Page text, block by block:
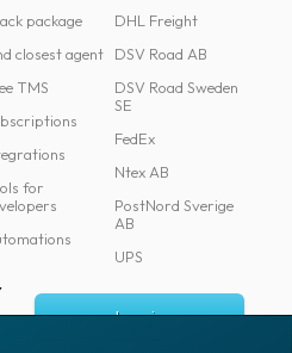
package
closest agent
TMS
for
DHL Freight
DSV Road AB
DSV Road Sweden
SE
FedEx
Ntex AB
PostNord Sverige
AB
UPS
Log in